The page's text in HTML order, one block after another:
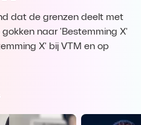
dat de grenzen deelt met
naar 'Bestemming X'
X' bij VTM en op